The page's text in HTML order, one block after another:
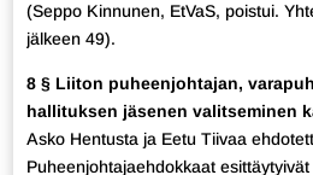
(Seppo Kinnunen, EtVaS, poistui.
jälkeen 49).
8 § Liiton puheenjohtajan,
hallituksen jäsenen valitseminen
Asko Hentusta ja Eetu Tiivaa
Puheenjohtajaehdokkaat